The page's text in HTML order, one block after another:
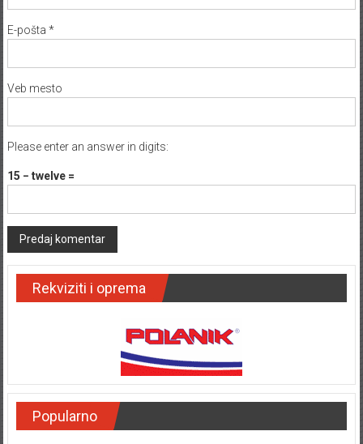
E-pošta *
Veb mesto
Please enter an answer in digits:
15 − twelve =
Rekviziti i oprema
Popularno